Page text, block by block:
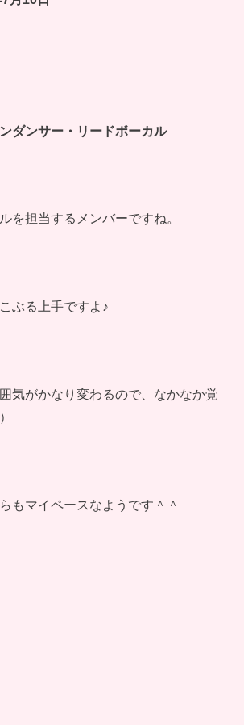
ダンサー・リードボーカル
を担当するメンバーですね。
ぶる上手ですよ♪
気がかなり変わるので、なかなか覚
もマイペースなようです＾＾